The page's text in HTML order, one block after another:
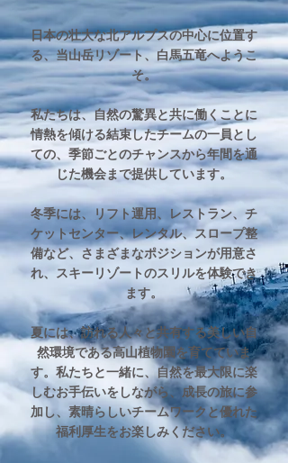
日本の壮大な北アルプスの中心に位置す
る、当山岳リゾート、白馬五竜へようこ
そ。
私たちは、自然の驚異と共に働くことに
情熱を傾ける結束したチームの一員とし
ての、季節ごとのチャンスから年間を通
じた機会まで提供しています。
冬季には、リフト運用、レストラン、チ
ケットセンター、レンタル、スロープ整
備など、さまざまなポジションが用意さ
れ、スキーリゾートのスリルを体験でき
ます。
夏には、訪れる人々と共有する美しい自
然環境である高山植物園を育てていま
す。私たちと一緒に、自然を最大限に楽
しむお手伝いをしながら、成長の旅に参
加し、素晴らしいチームワークと優れた
福利厚生をお楽しみください。